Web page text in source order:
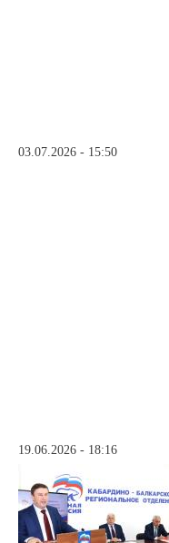
03.07.2026 - 15:50
19.06.2026 - 18:16